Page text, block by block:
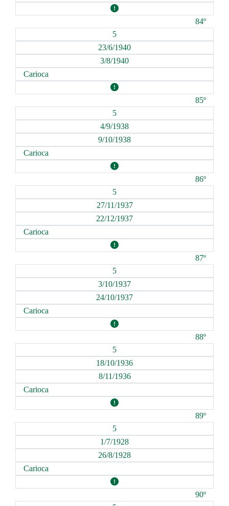
84º
5
23/6/1940
3/8/1940
Carioca
85º
5
4/9/1938
9/10/1938
Carioca
86º
5
27/11/1937
22/12/1937
Carioca
87º
5
3/10/1937
24/10/1937
Carioca
88º
5
18/10/1936
8/11/1936
Carioca
89º
5
1/7/1928
26/8/1928
Carioca
90º